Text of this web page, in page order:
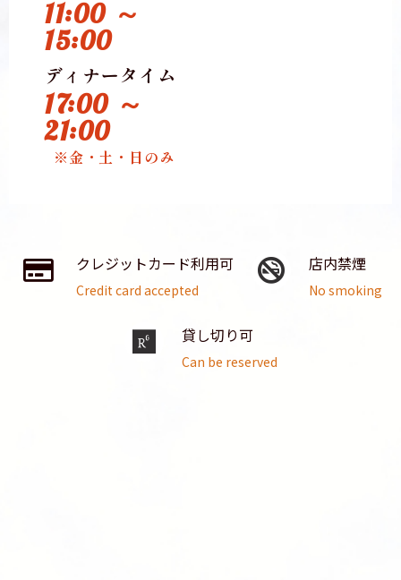
11:00 ～
15:00
ディナータイム
17:00 ～
21:00
※金・土・日のみ
クレジットカード利用可
Credit card accepted
店内禁煙
No smoking
貸し切り可
Can be reserved